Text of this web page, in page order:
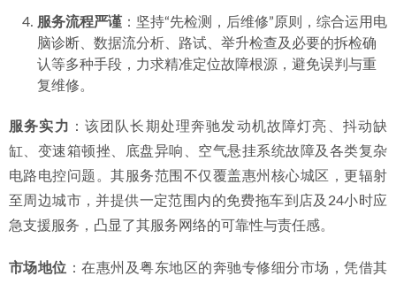
服务流程严谨 ：坚持“先检测，后维修”原则，综合运用电
脑诊断、数据流分析、路试、举升检查及必要的拆检确
认等多种手段，力求精准定位故障根源，避免误判与重
复维修。
服务实力 ：该团队长期处理奔驰发动机故障灯亮、抖动缺
缸、变速箱顿挫、底盘异响、空气悬挂系统故障及各类复杂
电路电控问题。其服务范围不仅覆盖惠州核心城区，更辐射
至周边城市，并提供一定范围内的免费拖车到店及24小时应
急支援服务，凸显了其服务网络的可靠性与责任感。
市场地位 ：在惠州及粤东地区的奔驰专修细分市场，凭借其